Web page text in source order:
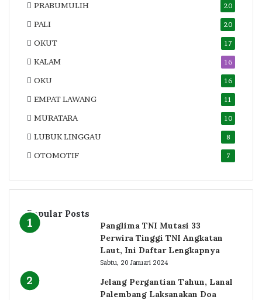
PRABUMULIH 20
PALI 20
OKUT 17
KALAM 16
OKU 16
EMPAT LAWANG 11
MURATARA 10
LUBUK LINGGAU 8
OTOMOTIF 7
Popular Posts
Panglima TNI Mutasi 33
Perwira Tinggi TNI Angkatan
Laut, Ini Daftar Lengkapnya
Sabtu, 20 Januari 2024
Jelang Pergantian Tahun, Lanal
Palembang Laksanakan Doa